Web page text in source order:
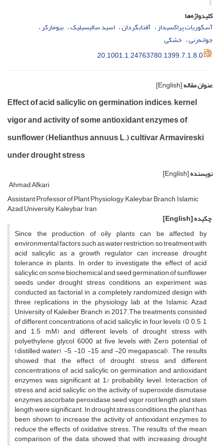
کلیدواژه‌ها
آسکوربات پراکسیداز آفتابگردان اسید سالیسیلیک‌ بیومارکر
جوانه‌زنی خشکی
20.1001.1.24763780.1399.7.1.8.0
عنوان مقاله[English]
Effect of acid salicylic on germination indices, kernel
vigor and activity of some antioxidant enzymes of
sunflower (Helianthus annuus L.) cultivar Armavireski
under drought stress
نویسنده[English]
Ahmad Afkari
Assistant Professor of Plant Physiology, Kaleybar Branch, Islamic
Azad University, Kaleybar, Iran
چکیده[English]
Since the production of oily plants can be affected by
environmental factors such as water restriction, so treatment with
acid salicylic as a growth regulator can increase drought
tolerance in plants. In order to investigate the effect of acid
salicylic on some biochemical and seed germination of sunflower
seeds under drought stress conditions, an experiment was
conducted as factorial in a completely randomized design with
three replications in the physiology lab at the Islamic Azad
University of Kaleiber Branch in 2017.The treatments consisted
of different concentrations of acid salicylic in four levels (0, 0.5, 1
and 1.5 mM) and different levels of drought stress with
polyethylene glycol 6000 at five levels with Zero potential of
(distilled water), -5, -10, -15 and -20 megapascal). The results
showed that the effect of drought stress and different
concentrations of acid salicylic on germination and antioxidant
enzymes was significant at 1% probability level. Interaction of
stress and acid salicylic on the activity of superoxide dismutase
enzymes, ascorbate peroxidase, seed vigor, root length and stem
length were significant. In drought stress conditions, the plant has
been shown to increase the activity of antioxidant enzymes to
reduce the effects of oxidative stress. The results of the mean
comparison of the data showed that with increasing drought